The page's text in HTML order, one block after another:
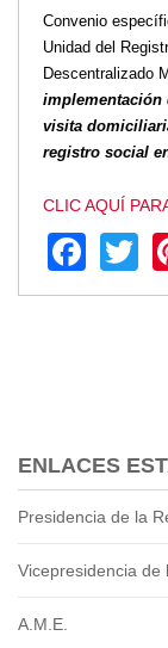
Convenio
Unidad del
Descentralizado
implementación
visita
registro social
CLIC AQUÍ
ENLACES
Presidencia de la
Vicepresidencia de
A.M.E.
Transparencia
LOTAIP
GAD Macará
2026
2025
2020
2023
2015
2014
2012
EPRAMA
2022